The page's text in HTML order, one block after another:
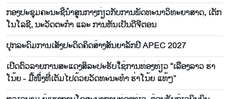
ກອງປະຊຸມຄະນະຊີ້ນຳສູນກາງກ່ຽວກັບການພັດທະນາວິທະຍາສາດ, ເຕັກ
ໂນໂລຊີ, ນະວັດຕະກຳ ແລະ ການຫັນເປັນດີຈີຕອນ
ປຸກ​ລະ​ດົມ​ການ​ເສັງ​ປະ​ດິດ​ຄິດ​ສ້າງສັນ​ຍາ​ລັກ​ປີ APEC 2027
ເປີດ​ຕົວ​ລາຍ​ການ​ສະ​ແດງ​ສິ​ລະ​ປະ​ຮັບ​ໃຊ້​ການ​ທ່ອງ​ທ່ຽວ “ເລື່ອງ​ລາວ ຮ່າ​
ໂນ້ຍ - ມື້​ໜຶ່ງ​ທີ່​ເຕັມ​ໄປ​ດ້ວຍ​ວັດ​ທະ​ນະ​ທໍ​າ ຮ່າ​ໂນ້ຍ ແທ້ໆ”